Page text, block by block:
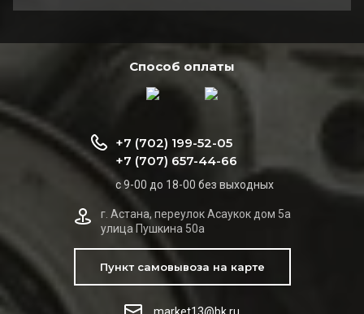
Способ оплаты
+7 (702) 199-52-05
+7 (707) 657-44-66
с 9-00 до 18-00 без выходных
г. Астана, переулок Асаукок дом 5а
улица Пушкина 50а
Пункт самовывоза на карте
market13@bk.ru